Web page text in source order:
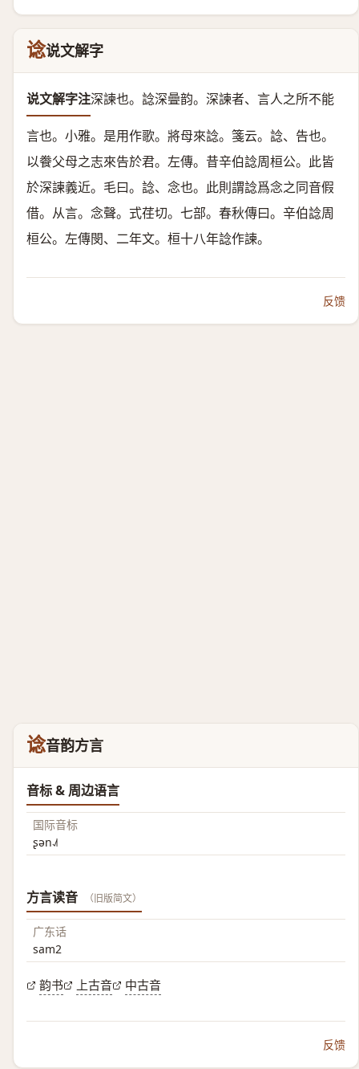
谂说文解字
说文解字注深諫也。 諗深曡韵。深諫者、言人之所不能
言也。小雅。是用作歌。將母來諗。箋云。諗、告也。
以餋父母之志來告於君。左傳。昔辛伯諗周桓公。此皆
於深諫義近。毛曰。諗、念也。此則謂諗爲念之同音假
借。 从言。念聲。 式荏切。七部。 春秋傳曰。辛伯諗周
桓公。 左傳閔、二年文。桓十八年諗作諫。
反馈
谂音韵方言
音标 & 周边语言
国际音标
ʂən˨˩˦
方言读音 （旧版简文）
广东话
sam2
韵书 上古音 中古音
反馈